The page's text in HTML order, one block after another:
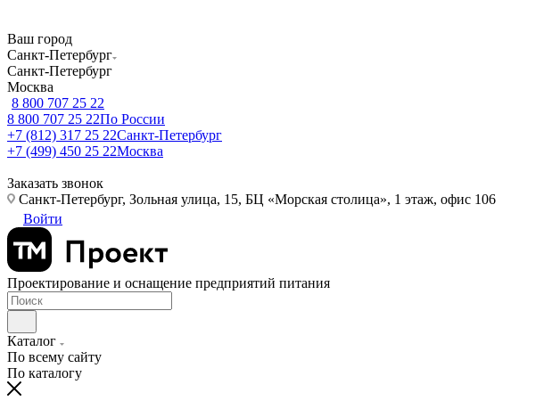
Ваш город
Санкт-Петербург
Санкт-Петербург
Москва
8 800 707 25 22
8 800 707 25 22По России
+7 (812) 317 25 22Санкт-Петербург
+7 (499) 450 25 22Москва
Заказать звонок
Санкт-Петербург, Зольная улица, 15, БЦ «Морская столица», 1 этаж, офис 106
Войти
Проектирование и оснащение предприятий питания
Каталог
По всему сайту
По каталогу